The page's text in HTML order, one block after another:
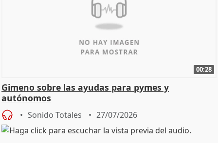
00:28
Gimeno sobre las ayudas para pymes y
autónomos
Sonido Totales 27/07/2026